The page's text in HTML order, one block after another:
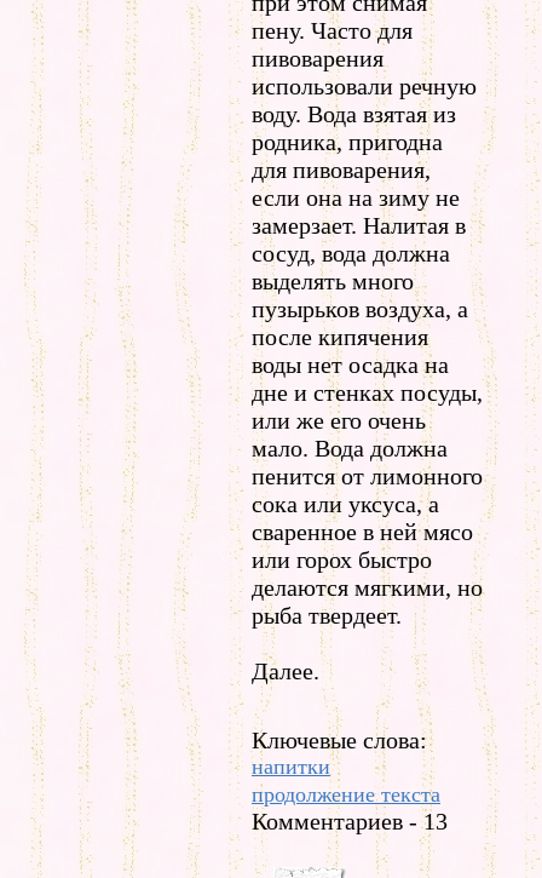
пену. Часто для
пивоварения
использовали речную
воду. Вода взятая из
родника, пригодна
для пивоварения,
если она на зиму не
замерзает. Налитая в
сосуд, вода должна
выделять много
пузырьков воздуха, а
после кипячения
воды нет осадка на
дне и стенках посуды,
или же его очень
мало. Вода должна
пенится от лимонного
сока или уксуса, а
сваренное в ней мясо
или горох быстро
делаются мягкими, но
рыба твердеет.
Далее.
Ключевые слова:
напитки
продолжение текста
Комментариев - 13